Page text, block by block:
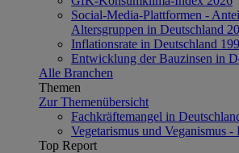
Social-Media-Plattformen -
Altersgruppen in Deutschland
Inflationsrate in Deutschland
Entwicklung der Bauzinsen in
Alle Branchen
Themen
Zur Themenübersicht
Fachkräftemangel in
Vegetarismus und Veganismus
Top Report